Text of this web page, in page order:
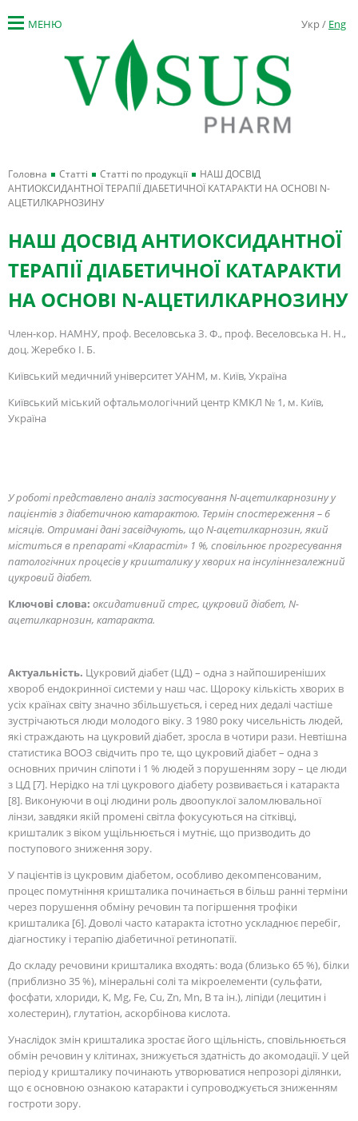
Укр / Eng
МЕНЮ
Головна Статті Статті по продукції
НАШ ДОСВІД
АНТИОКСИДАНТНОЇ ТЕРАПІЇ ДІАБЕТИЧНОЇ КАТАРАКТИ НА ОСНОВІ N-
АЦЕТИЛКАРНОЗИНУ
НАШ ДОСВІД АНТИОКСИДАНТНОЇ
ТЕРАПІЇ ДІАБЕТИЧНОЇ КАТАРАКТИ
НА ОСНОВІ N-АЦЕТИЛКАРНОЗИНУ
Член-кор. НАМНУ, проф. Веселовська З. Ф., проф. Веселовська Н. Н.,
доц. Жеребко І. Б.
Київський медичний університет УАНМ, м. Київ, Україна
Київський міський офтальмологічний центр КМКЛ № 1, м. Київ,
Україна
У роботі представлено аналіз застосування N-ацетилкарнозину у
пацієнтів з діабетичною катарактою. Термін спостереження – 6
місяців. Отримані дані засвідчують, що N-ацетилкарнозин, який
міститься в препараті «Кларастіл» 1 %, сповільнює прогресування
патологічних процесів у кришталику у хворих на інсуліннезалежний
цукровий діабет.
Ключові слова: оксидативний стрес, цукровий діабет, N-
ацетилкарнозин, катаракта.
Актуальність. Цукровий діабет (ЦД) – одна з найпоширеніших
хвороб ендокринної системи у наш час. Щороку кількість хворих в
усіх країнах світу значно збільшується, і серед них дедалі частіше
зустрічаються люди молодого віку. З 1980 року чисельність людей,
які страждають на цукровий діабет, зросла в чотири рази. Невтішна
статистика ВООЗ свідчить про те, що цукровий діабет – одна з
основних причин сліпоти і 1 % людей з порушенням зору – це люди
з ЦД [7]. Нерідко на тлі цукрового діабету розвивається і катаракта
[8]. Виконуючи в оці людини роль двоопуклої заломлювальної
лінзи, завдяки якій промені світла фокусуються на сітківці,
кришталик з віком ущільнюється і мутніє, що призводить до
поступового зниження зору.
У пацієнтів із цукровим діабетом, особливо декомпенсованим,
процес помутніння кришталика починається в більш ранні терміни
через порушення обміну речовин та погіршення трофіки
кришталика [6]. Доволі часто катаракта істотно ускладнює перебіг,
діагностику і терапію діабетичної ретинопатії.
До складу речовини кришталика входять: вода (близько 65 %), білки
(приблизно 35 %), мінеральні солі та мікроелементи (сульфати,
фосфати, хлориди, К, Mg, Fe, Cu, Zn, Mn, B та ін.), ліпіди (лецитин і
холестерин), глутатіон, аскорбінова кислота.
Унаслідок змін кришталика зростає його щільність, сповільнюється
обмін речовин у клітинах, знижується здатність до акомодації. У цей
період у кришталику починають утворюватися непрозорі ділянки,
що є основною ознакою катаракти і супроводжується зниженням
гостроти зору.